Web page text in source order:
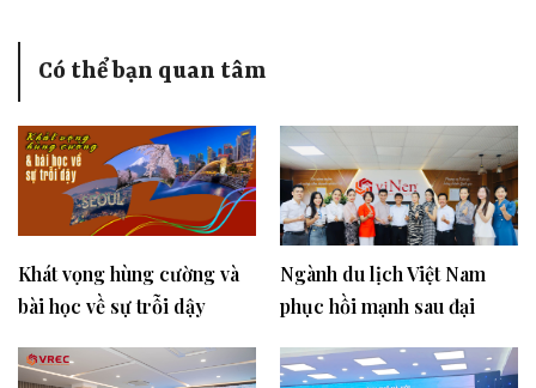
Có thể bạn quan tâm
Khát vọng hùng cường và
bài học về sự trỗi dậy
Ngành du lịch Việt Nam
phục hồi mạnh sau đại
tổ chức Đại hội Công